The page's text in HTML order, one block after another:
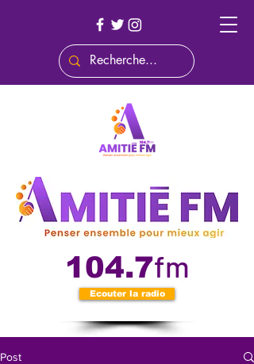
104.7fm
Ecouter la radio
Post